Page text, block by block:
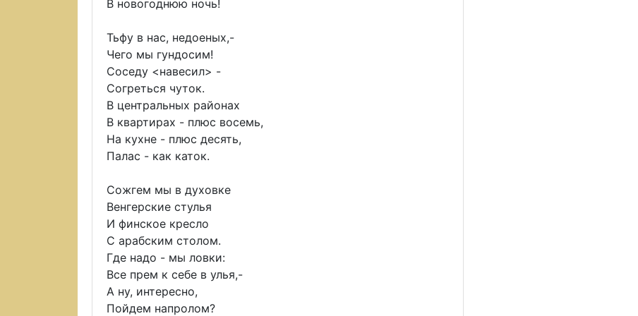
В новогоднюю ночь!
Тьфу в нас, недоеных,-
Чего мы гундосим!
Соседу <навесил> -
Согреться чуток.
В центральных районах
В квартирах - плюс восемь,
На кухне - плюс десять,
Палас - как каток.
Сожгем мы в духовке
Венгерские стулья
И финское кресло
С арабским столом.
Где надо - мы ловки:
Все прем к себе в улья,-
А ну, интересно,
Пойдем напролом?